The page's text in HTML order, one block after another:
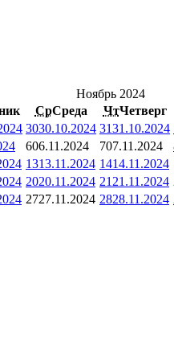
Ноябрь 2024
СрСреда ЧтЧетверг
3030.10.2024 3131.10.2024
606.11.2024 707.11.2024
1313.11.2024 1414.11.2024
2020.11.2024 21 21.11.2024
2727.11.2024 2828.11.2024